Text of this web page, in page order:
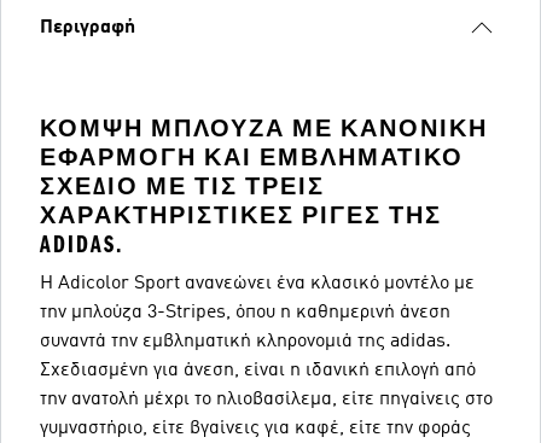
Περιγραφή
ΚΟΜΨΉ ΜΠΛΟΎΖΑ ΜΕ ΚΑΝΟΝΙΚΉ
ΕΦΑΡΜΟΓΉ ΚΑΙ ΕΜΒΛΗΜΑΤΙΚΌ
ΣΧΈΔΙΟ ΜΕ ΤΙΣ ΤΡΕΙΣ
ΧΑΡΑΚΤΗΡΙΣΤΙΚΈΣ ΡΊΓΕΣ ΤΗΣ
ADIDAS.
Η Adicolor Sport ανανεώνει ένα κλασικό μοντέλο με
την μπλούζα 3-Stripes, όπου η καθημερινή άνεση
συναντά την εμβληματική κληρονομιά της adidas.
Σχεδιασμένη για άνεση, είναι η ιδανική επιλογή από
την ανατολή μέχρι το ηλιοβασίλεμα, είτε πηγαίνεις στο
γυμναστήριο, είτε βγαίνεις για καφέ, είτε την φοράς